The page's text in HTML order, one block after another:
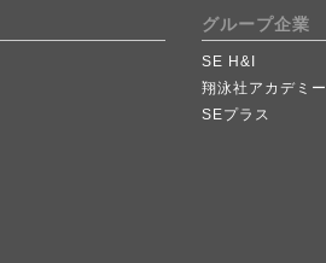
グループ企業
SE H&I
翔泳社アカデミー
SEプラス